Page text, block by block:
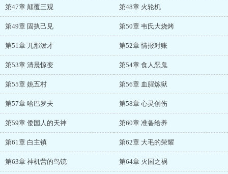
第47章 颠覆三观 第48章 火轮机
第49章 固执己见 第50章 韦氏大烧烤
第51章 兀那泼才 第52章 情报对账
第53章 清晨惊变 第54章 食人恶鬼
第55章 姚五村 第56章 血腥炼狱
第57章 哈巴罗夫 第58章 心灵创伤
第59章 倭国人的天神 第60章 准备给养
第61章 白主镇 第62章 大毛的荣耀
第63章 神机营的鸟铳 第64章 灭国之祸